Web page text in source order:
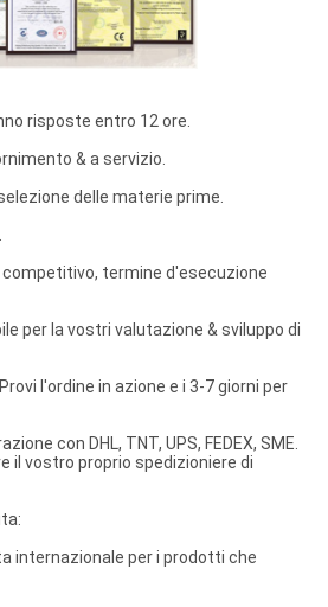
risposte entro 12 ore.
& a servizio.
delle materie prime.
competitivo, termine d'esecuzione
per la vostri valutazione & sviluppo di
l'ordine in azione e i 3-7 giorni per
con DHL, TNT, UPS, FEDEX, SME.
il vostro proprio spedizioniere di
internazionale per i prodotti che